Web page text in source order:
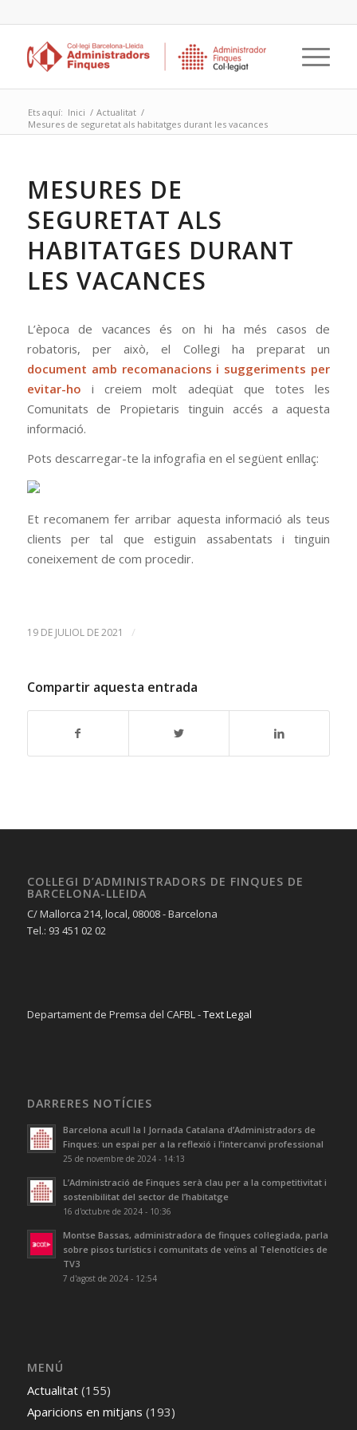
Ets aquí: Inici / Actualitat /
Mesures de seguretat als habitatges durant les vacances
MESURES DE
SEGURETAT ALS
HABITATGES DURANT
LES VACANCES
L’època de vacances és on hi ha més casos de
robatoris, per això, el Col·legi ha preparat un
document amb recomanacions i suggeriments per
evitar-ho i creiem molt adeqüat que totes les
Comunitats de Propietaris tinguin accés a aquesta
informació.
Pots descarregar-te la infografia en el següent enllaç:
Et recomanem fer arribar aquesta informació als teus
clients per tal que estiguin assabentats i tinguin
coneixement de com procedir.
19 DE JULIOL DE 2021 /
Compartir aquesta entrada
COL·LEGI D’ADMINISTRADORS DE FINQUES DE
BARCELONA-LLEIDA
C/ Mallorca 214, local, 08008 - Barcelona
Tel.: 93 451 02 02
Departament de Premsa del CAFBL -Text Legal
DARRERES NOTÍCIES
Barcelona acull la I Jornada Catalana d’Administradors de
Finques: un espai per a la reflexió i l’intercanvi professional
25 de novembre de 2024 - 14:13
L’Administració de Finques serà clau per a la competitivitat i
sostenibilitat del sector de l’habitatge
16 d'octubre de 2024 - 10:36
Montse Bassas, administradora de finques col·legiada, parla
sobre pisos turístics i comunitats de veïns al Telenotícies de
TV3
7 d'agost de 2024 - 12:54
MENÚ
Actualitat(155)
Aparicions en mitjans (193)